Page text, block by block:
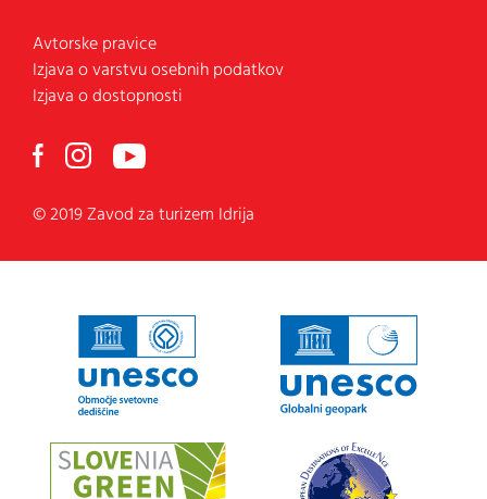
Avtorske pravice
Izjava o varstvu osebnih podatkov
Izjava o dostopnosti
© 2019 Zavod za turizem Idrija